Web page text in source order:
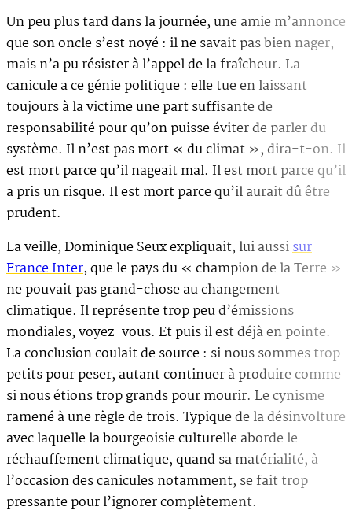
Un peu plus tard dans la journée, une amie m’annonce
que son oncle s’est noyé : il ne savait pas bien nager,
mais n’a pu résister à l’appel de la fraîcheur. La
canicule a ce génie politique : elle tue en laissant
toujours à la victime une part suffisante de
responsabilité pour qu’on puisse éviter de parler du
système. Il n’est pas mort « du climat », dira-t-on. Il
est mort parce qu’il nageait mal. Il est mort parce qu’il
a pris un risque. Il est mort parce qu’il aurait dû être
prudent.
La veille, Dominique Seux expliquait, lui aussisur
France Inter, que le pays du « champion de la Terre »
ne pouvait pas grand-chose au changement
climatique. Il représente trop peu d’émissions
mondiales, voyez-vous. Et puis il est déjà en pointe.
La conclusion coulait de source : si nous sommes trop
petits pour peser, autant continuer à produire comme
si nous étions trop grands pour mourir. Le cynisme
ramené à une règle de trois. Typique de la désinvolture
avec laquelle la bourgeoisie culturelle aborde le
réchauffement climatique, quand sa matérialité, à
l’occasion des canicules notamment, se fait trop
pressante pour l’ignorer complètement.